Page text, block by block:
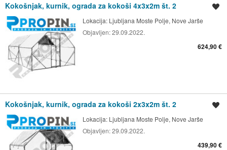
Kokošnjak, kurnik, ograda za kokoši 4x3x2m št. 2
Lokacija: Ljubljana Moste Polje, Nove Jarše
Objavljen:29.09.2022.
624,90 €
Kokošnjak, kurnik, ograda za kokoši 2x3x2m št. 2
Lokacija: Ljubljana Moste Polje, Nove Jarše
Objavljen:29.09.2022.
439,90 €